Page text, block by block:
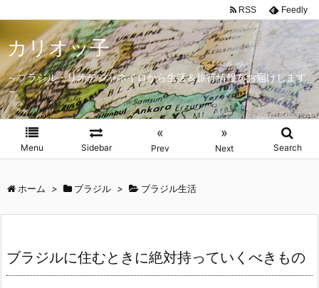
カリオッ子
～ブラジル・リオデジャネイロから生活＆旅行情報をお届けします
～
Menu Sidebar
«
Prev
»
Next Search
RSS Feedly
ホーム > ブラジル > ブラジル生活
ブラジルに住むときに絶対持っていくべきもの